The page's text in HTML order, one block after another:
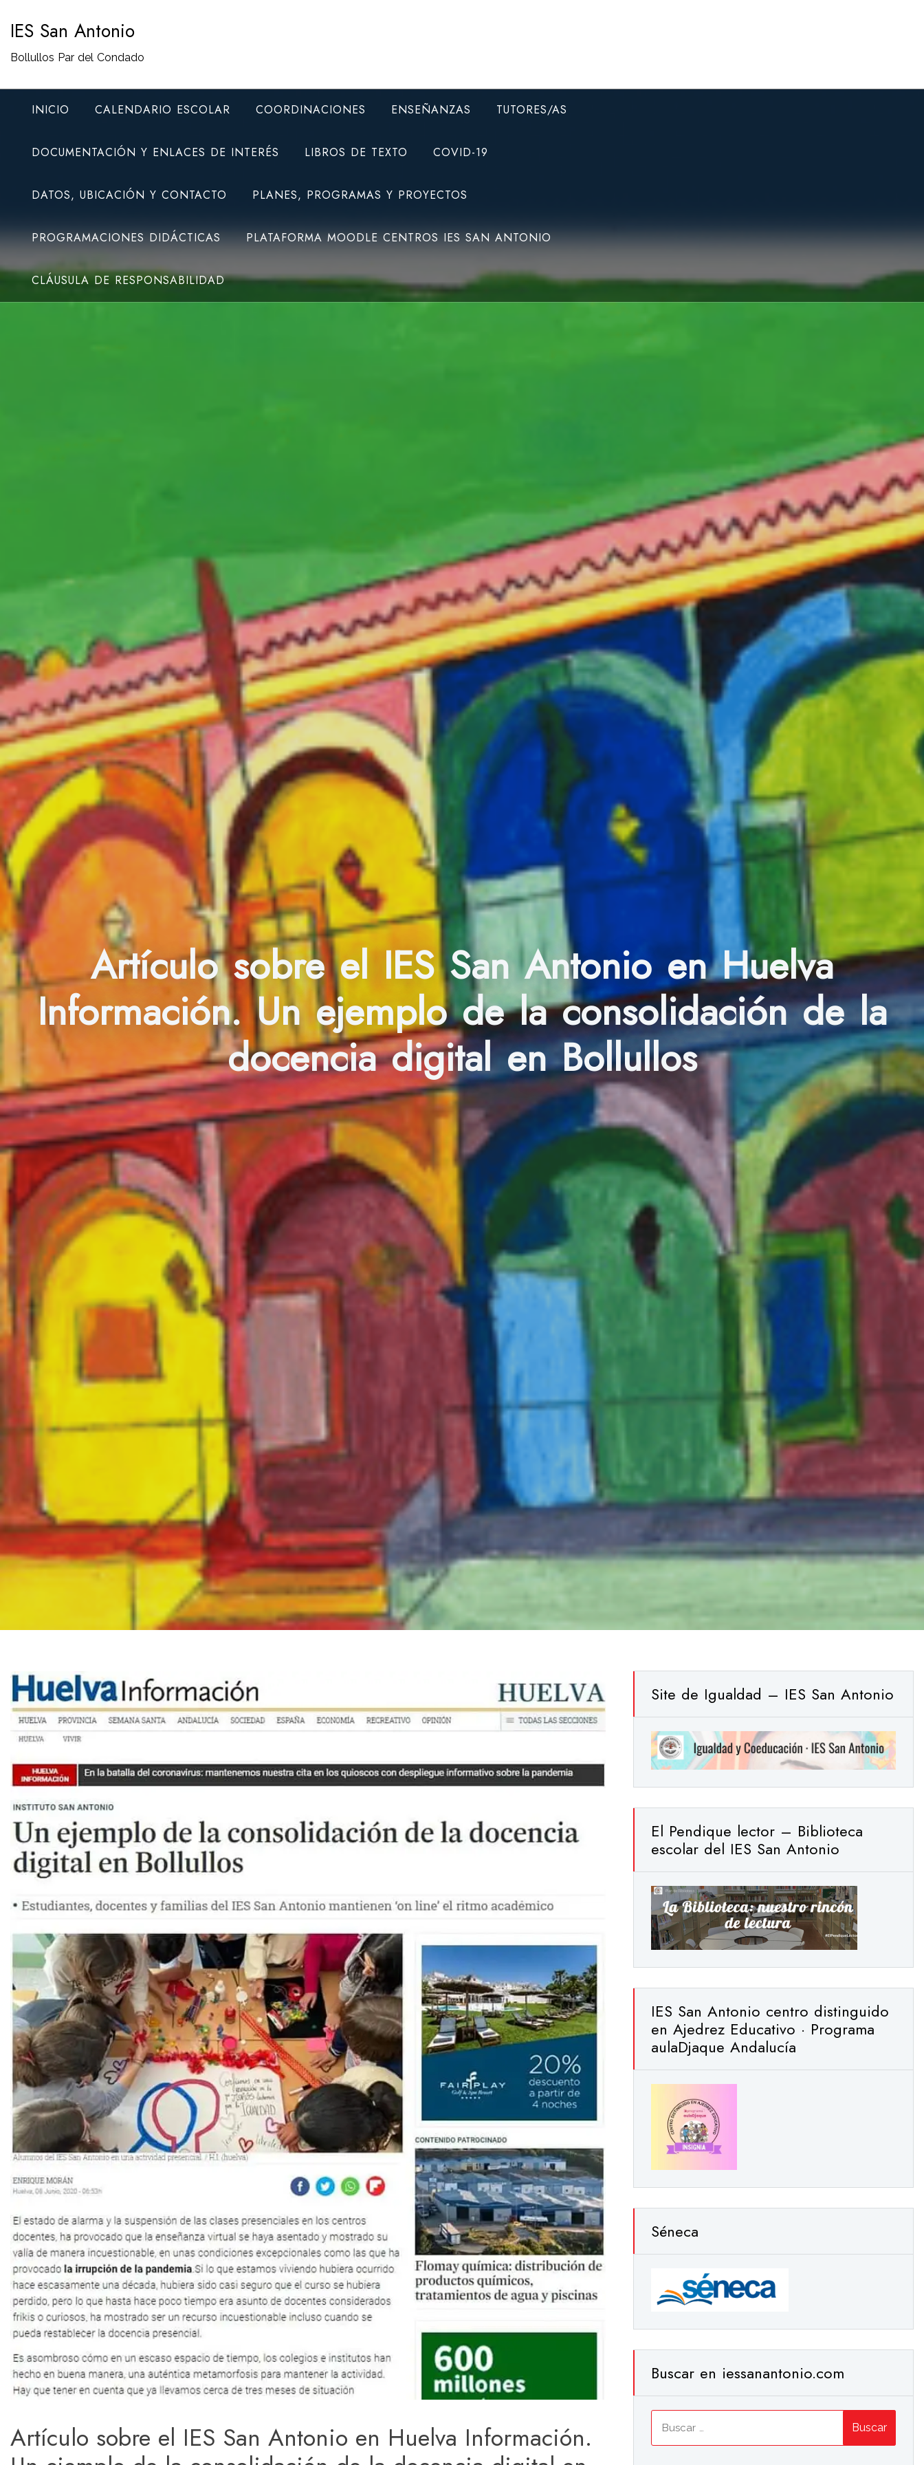
contenido
IES San Antonio
Bollullos Par del Condado
INICIO CALENDARIO ESCOLAR COORDINACIONES ENSEÑANZAS TUTORES/AS
DOCUMENTACIÓN Y ENLACES DE INTERÉS LIBROS DE TEXTO COVID-19
DATOS, UBICACIÓN Y CONTACTO PLANES, PROGRAMAS Y PROYECTOS
PROGRAMACIONES DIDÁCTICAS PLATAFORMA MOODLE CENTROS IES SAN ANTONIO
CLÁUSULA DE RESPONSABILIDAD
Artículo sobre el IES San Antonio en Huelva
Información. Un ejemplo de la consolidación de la
docencia digital en Bollullos
Artículo sobre el IES San Antonio en Huelva Información.
Site de Igualdad – IES San Antonio
El Pendique lector – Biblioteca
escolar del IES San Antonio
IES San Antonio centro distinguido
en Ajedrez Educativo · Programa
aulaDjaque Andalucía
Séneca
Buscar en iessanantonio.com